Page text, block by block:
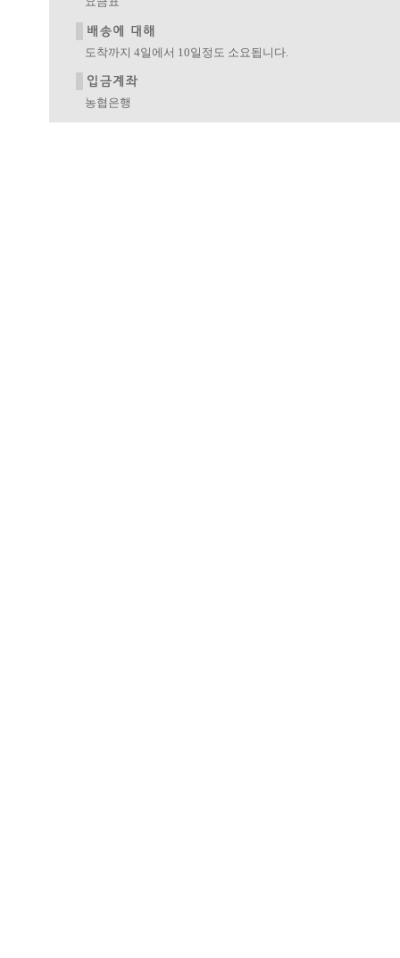
도착까지 4일에서 10일정도 소요됩니다.
농협은행